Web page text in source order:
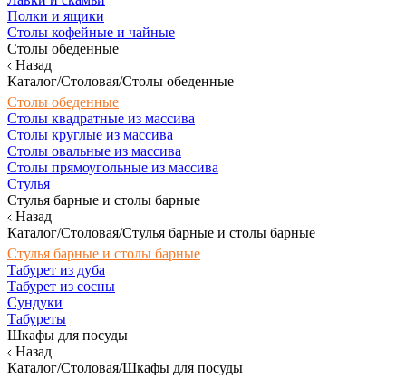
Полки и ящики
Столы кофейные и чайные
Столы обеденные
Назад
Каталог/Столовая/Столы обеденные
Столы обеденные
Столы квадратные из массива
Столы круглые из массива
Столы овальные из массива
Столы прямоугольные из массива
Стулья
Стулья барные и столы барные
Назад
Каталог/Столовая/Стулья барные и столы барные
Стулья барные и столы барные
Табурет из дуба
Табурет из сосны
Сундуки
Табуреты
Шкафы для посуды
Назад
Каталог/Столовая/Шкафы для посуды